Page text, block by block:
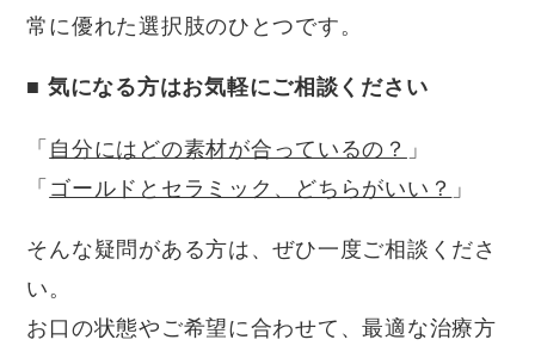
常に優れた選択肢のひとつです。
■ 気になる方はお気軽にご相談ください
「自分にはどの素材が合っているの？ 」
「ゴールドとセラミック、どちらがいい？ 」
そんな疑問がある方は、ぜひ一度ご相談くださ
い。
お口の状態やご希望に合わせて、最適な治療方